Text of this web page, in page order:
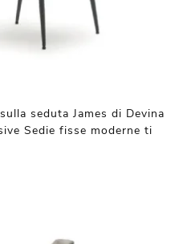
seduta James di Devina
Sedie fisse moderne ti